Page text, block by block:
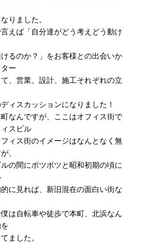
りました。
えば「自分達がどう考えどう動け
るのか？」をお客様との出会いか
ー
、営業、設計、施工それぞれの立
ィスカッションになりました！
なんですが、ここはオフィス街で
スビル
ィス街のイメージはなんとなく無
、
の間にポツポツと昭和初期の頃に
に見れば、新旧混在の面白い街な
は自転車や徒歩で本町、北浜なん
ました。